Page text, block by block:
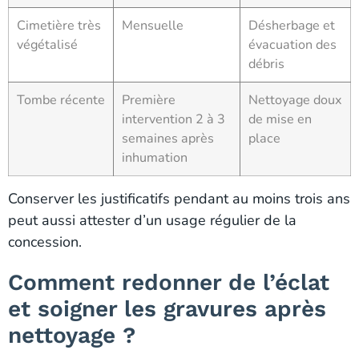
Cimetière très
végétalisé
Mensuelle
Désherbage et
évacuation des
débris
Tombe récente
Première
intervention 2 à 3
semaines après
inhumation
Nettoyage doux
de mise en
place
Conserver les justificatifs pendant au moins trois ans
peut aussi attester d’un usage régulier de la
concession.
Comment redonner de l’éclat
et soigner les gravures après
nettoyage ?